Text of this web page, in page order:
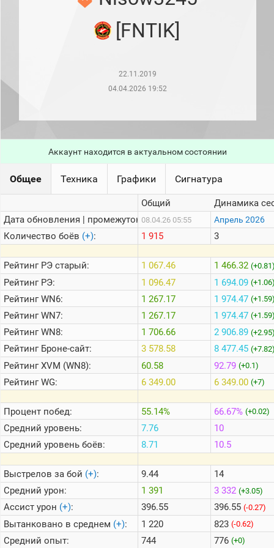
игроков
Статистика
стримеров
Информация
Онлайн
Цветовая
шкала
Теlegram
ВК
Портал
Мира
Танков
[FNTIK]
22.11.2019
04.04.2026 19:52
Аккаунт находится в актуальном состоянии
Общее Техника Графики Сигнатура
Дата обновления | промежуток:
Количество боёв (+):
РейтингРЭ старый:
РейтингРЭ:
РейтингWN6:
РейтингWN7:
РейтингWN8:
РейтингБроне-сайт:
РейтингXVM (WN8):
РейтингWG:
Процент побед:
Средний уровень:
Средний уровень боёв:
Выстрелов за бой (+):
Средний урон:
Ассист урон (+):
Вытанковано в среднем (+):
Средний опыт:
Общий
08.04.26 05:55
1 915
1 067.46
1 096.47
1 267.17
1 267.17
1 706.66
3 578.58
60.58
6 349.00
55.14%
7.76
8.71
9.44
1 391
396.55
1 220
744
Динамика
Апрель 2026
3
1 466.32
1 694.09
1 974.47
1 974.47
2 906.89
8 477.45
92.79 (+0.1)
6 349.00 (+7)
66.67% (+0.02)
10
10.5
14
3 332 (+3.05)
396.55 (-0.27)
823 (-0.62)
776 (+0)